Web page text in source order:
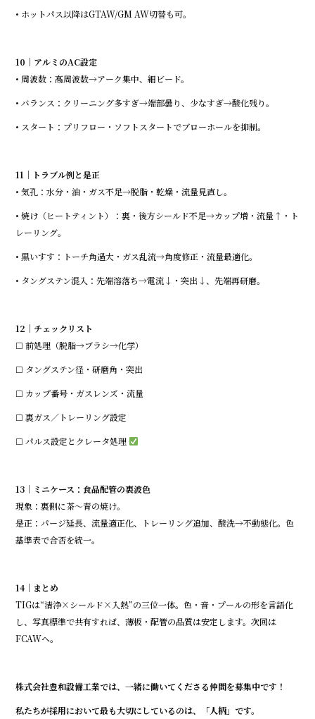
• ホットパス以降はGTAW/GM AW切替も可。
10｜アルミのAC設定
• 周波数：高周波数→アーク集中、細ビード。
• バランス：クリーニング多すぎ→端部曇り、少なすぎ→酸化残り。
• スタート：プリフロー・ソフトスタートでブローホールを抑制。
11｜トラブル例と是正
• 気孔：水分・油・ガス不足→脱脂・乾燥・流量見直し。
• 焼け（ヒートティント）：裏・後方シールド不足→カップ増・流量↑・ト
レーリング。
• 黒いすす：トーチ角過大・ガス乱流→角度修正・流量最適化。
• タングステン混入：先端溶落ち→電流↓・突出↓、先端再研磨。
12｜チェックリスト
☐ 前処理（脱脂→ブラシ→化学）
☐ タングステン径・研磨角・突出
☐ カップ番号・ガスレンズ・流量
☐ 裏ガス／トレーリング設定
☐ パルス設定とクレータ処理
13｜ミニケース：食品配管の裏波色
現象：裏側に茶〜青の焼け。
是正：パージ延長、流量適正化、トレーリング追加、酸洗→不動態化。色
基準表で合否を統一。
14｜まとめ
TIGは“清浄×シールド×入熱”の三位一体。色・音・プールの形を言語化
し、写真標準で共有すれば、薄板・配管の品質は安定します。次回は
FCAWへ。
株式会社豊和設備工業では、一緒に働いてくださる仲間を募集中です！
私たちが採用において最も大切にしているのは、「人柄」です。